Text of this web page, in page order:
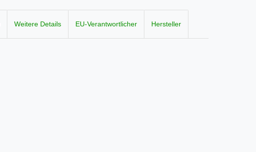
Weitere Details EU-Verantwortlicher Hersteller